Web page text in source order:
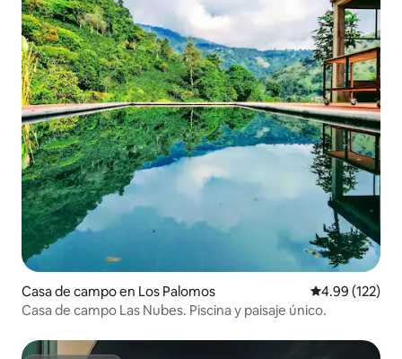
Casa de campo en Los Palomos Calificación
4.99 (122)
Casa de campo Las Nubes. Piscina y paisaje único.